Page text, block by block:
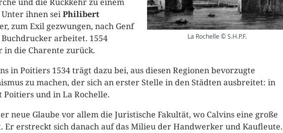
La Rochelle © S.H.P.F.
ihnen seiPhilibert
zum Exil gezwungen, nach Genf
arbeitet. 1554
die Charente zurück.
in Poitiers 1534 trägt dazu bei, aus diesen Regionen bevorzugte
zu machen, der sich an erster Stelle in den Städten ausbreitet: in
und in La Rochelle.
neue Glaube vor allem die Juristische Fakultät, wo Calvins eine große
Er erstreckt sich danach auf das Milieu der Handwerker und Kaufleute.